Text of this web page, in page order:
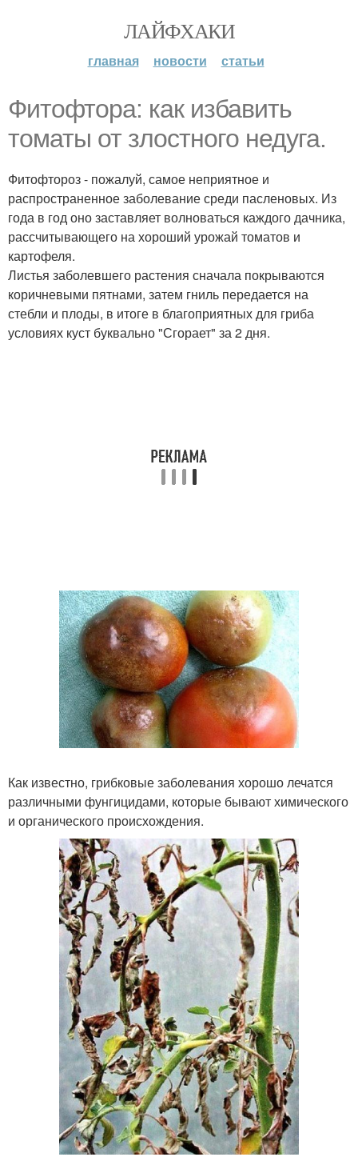
ЛАЙФХАКИ
главная новости статьи
Фитофтора: как избавить
томаты от злостного недуга.
Фитофтороз - пожалуй, самое неприятное и
распространенное заболевание среди пасленовых. Из
года в год оно заставляет волноваться каждого дачника,
рассчитывающего на хороший урожай томатов и
картофеля.
Листья заболевшего растения сначала покрываются
коричневыми пятнами, затем гниль передается на
стебли и плоды, в итоге в благоприятных для гриба
условиях куст буквально "Сгорает" за 2 дня.
Как известно, грибковые заболевания хорошо лечатся
различными фунгицидами, которые бывают химического
и органического происхождения.